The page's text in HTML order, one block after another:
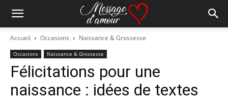
Accueil Occasions Naissance & Grossesse
Occasions Naissance & Grossesse
Félicitations pour une
naissance : idées de textes